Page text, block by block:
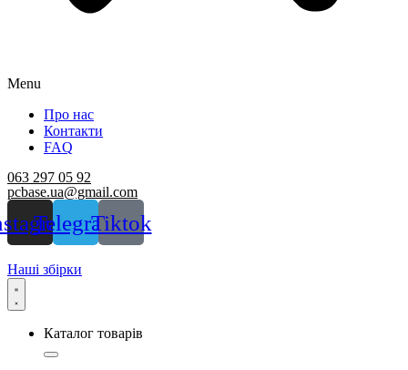
Menu
Про нас
Контакти
FAQ
063 297 05 92
pcbase.ua@gmail.com
TelegramTiktok
Наші збірки
Каталог товарів